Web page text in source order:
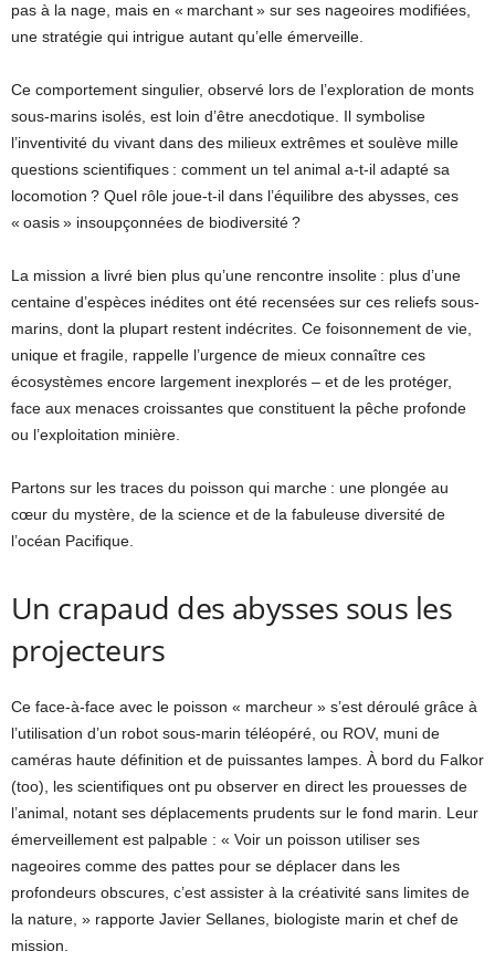
pas à la nage, mais en « marchant » sur ses nageoires modifiées,
une stratégie qui intrigue autant qu’elle émerveille.
Ce comportement singulier, observé lors de l’exploration de monts
sous-marins isolés, est loin d’être anecdotique. Il symbolise
l’inventivité du vivant dans des milieux extrêmes et soulève mille
questions scientifiques : comment un tel animal a-t-il adapté sa
locomotion ? Quel rôle joue-t-il dans l’équilibre des abysses, ces
« oasis » insoupçonnées de biodiversité ?
La mission a livré bien plus qu’une rencontre insolite : plus d’une
centaine d’espèces inédites ont été recensées sur ces reliefs sous-
marins, dont la plupart restent indécrites. Ce foisonnement de vie,
unique et fragile, rappelle l’urgence de mieux connaître ces
écosystèmes encore largement inexplorés – et de les protéger,
face aux menaces croissantes que constituent la pêche profonde
ou l’exploitation minière.
Partons sur les traces du poisson qui marche : une plongée au
cœur du mystère, de la science et de la fabuleuse diversité de
l’océan Pacifique.
Un crapaud des abysses sous les
projecteurs
Ce face-à-face avec le poisson « marcheur » s’est déroulé grâce à
l’utilisation d’un robot sous-marin téléopéré, ou ROV, muni de
caméras haute définition et de puissantes lampes. À bord du Falkor
(too), les scientifiques ont pu observer en direct les prouesses de
l’animal, notant ses déplacements prudents sur le fond marin. Leur
émerveillement est palpable : « Voir un poisson utiliser ses
nageoires comme des pattes pour se déplacer dans les
profondeurs obscures, c’est assister à la créativité sans limites de
la nature, » rapporte Javier Sellanes, biologiste marin et chef de
mission.